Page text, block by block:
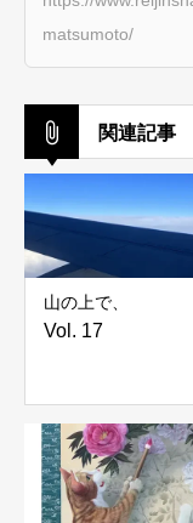
matsumoto/
関連記事
山の上で、
Vol. 17